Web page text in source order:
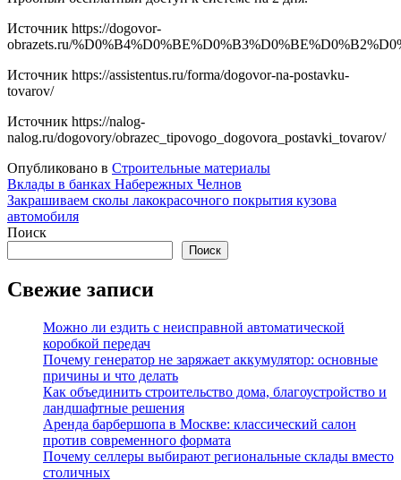
Источник https://dogovor-
obrazets.ru/
Источник https://assistentus.ru/forma/dogovor-na-postavku-
tovarov/
Источник https://nalog-
nalog.ru/dogovory/obrazec_tipovogo_dogovora_postavki_tovarov/
Опубликовано в Строительные материалы
Навигация
по
записям
Вклады в банках Набережных Челнов
Закрашиваем сколы лакокрасочного покрытия кузова
автомобиля
Поиск
Поиск
Свежие записи
Можно ли ездить с неисправной автоматической
коробкой передач
Почему генератор не заряжает аккумулятор: основные
причины и что делать
Как объединить строительство дома, благоустройство и
ландшафтные решения
Аренда барбершопа в Москве: классический салон
против современного формата
Почему селлеры выбирают региональные склады вместо
столичных